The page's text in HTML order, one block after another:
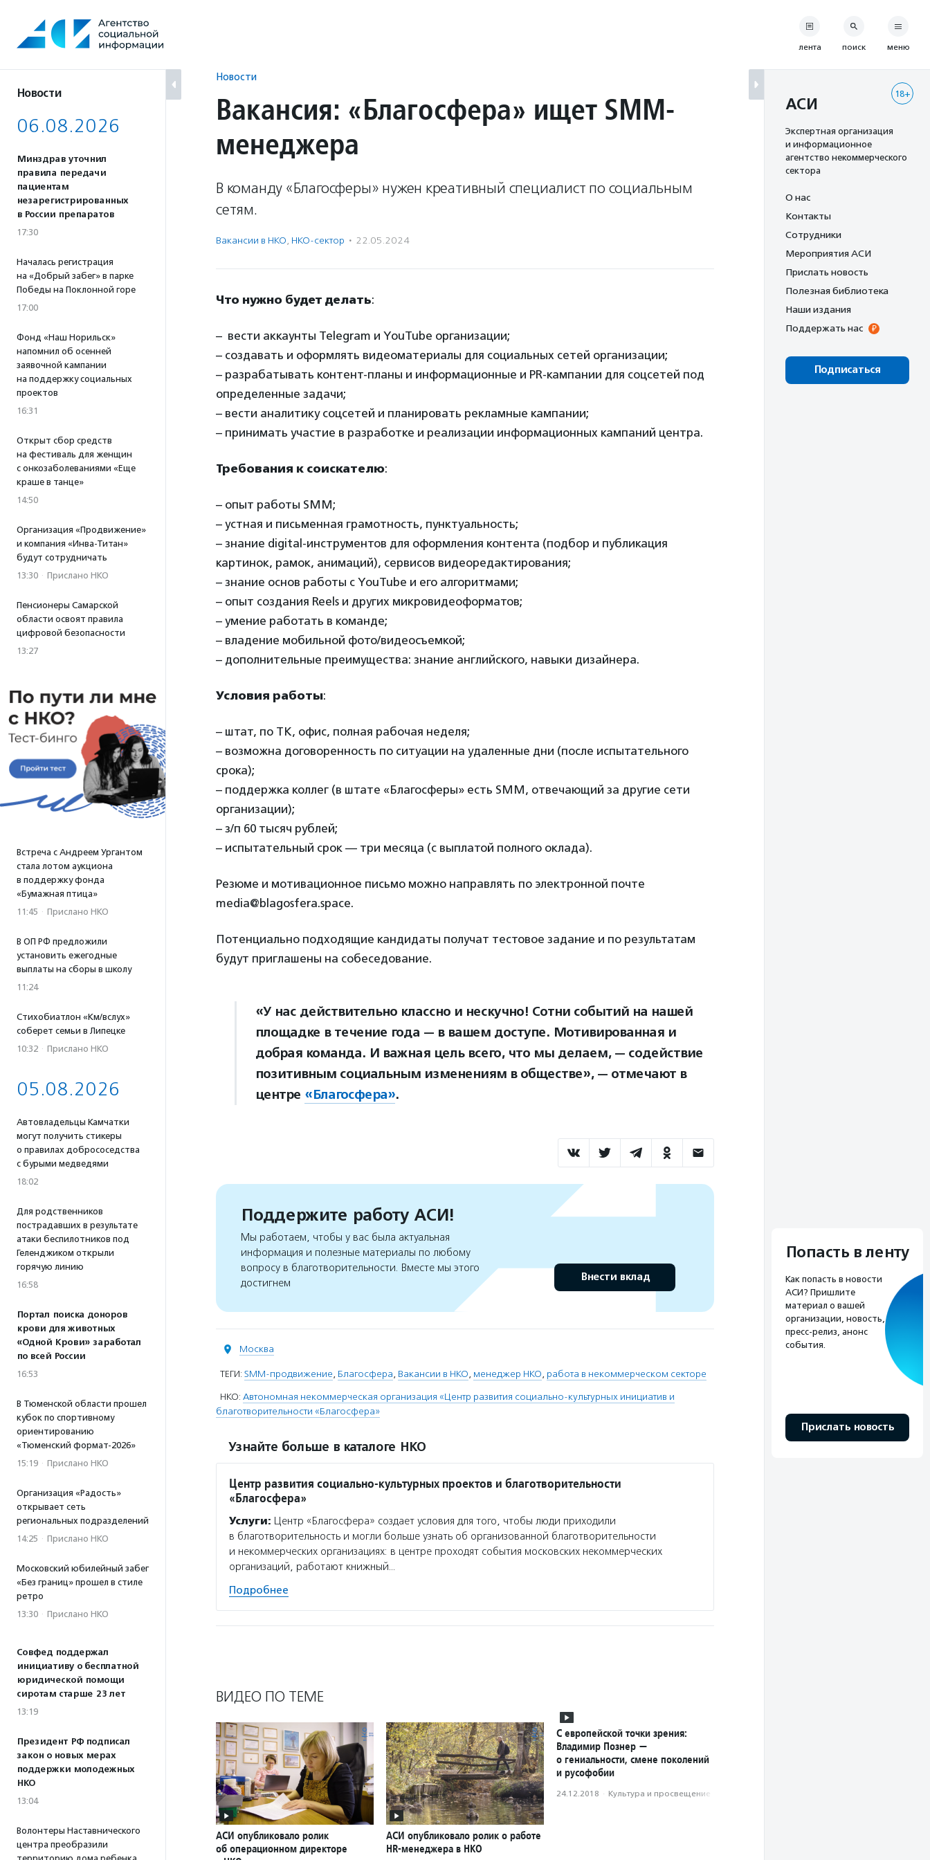
содержанию
Новости
06.08.2026
Минздрав уточнил
правила передачи
пациентам
незарегистрированных
в России препаратов
17:30
Началась регистрация
на «Добрый забег» в парке
Победы на Поклонной горе
17:00
Фонд «Наш Норильск»
напомнил об осенней
заявочной кампании
на поддержку социальных
проектов
16:31
Открыт сбор средств
на фестиваль для женщин
с онкозаболеваниями «Еще
краше в танце»
14:50
Организация «Продвижение»
и компания «Инва-Титан»
будут сотрудничать
13:30 · Прислано НКО
Пенсионеры Самарской
области освоят правила
цифровой безопасности
13:27
Встреча с Андреем Ургантом
стала лотом аукциона
в поддержку фонда
«Бумажная птица»
11:45 · Прислано НКО
В ОП РФ предложили
установить ежегодные
выплаты на сборы в школу
11:24
Стихобиатлон «Км/вслух»
соберет семьи в Липецке
10:32 · Прислано НКО
05.08.2026
Автовладельцы Камчатки
могут получить стикеры
о правилах добрососедства
с бурыми медведями
18:02
Для родственников
пострадавших в результате
атаки беспилотников под
Геленджиком открыли
горячую линию
16:58
Портал поиска доноров
крови для животных
«Одной Крови» заработал
по всей России
16:53
В Тюменской области прошел
кубок по спортивному
ориентированию
«Тюменский формат-2026»
15:19 · Прислано НКО
Организация «Радость»
открывает сеть
региональных подразделений
14:25 · Прислано НКО
Московский юбилейный забег
«Без границ» прошел в стиле
ретро
13:30 · Прислано НКО
Совфед поддержал
инициативу о бесплатной
юридической помощи
сиротам старше 23 лет
13:19
Президент РФ подписал
закон о новых мерах
поддержки молодежных
НКО
13:04
Волонтеры Наставнического
центра преобразили
Новости
Вакансия: «Благосфера» ищет SMM-
менеджера
В команду «Благосферы» нужен креативный специалист по социальным
сетям.
Вакансии в НКО, НКО-сектор · 22.05.2024
Что нужно будет делать:
– вести аккаунты Telegram и YouTube организации;
– создавать и оформлять видеоматериалы для социальных сетей организации;
– разрабатывать контент-планы и информационные и PR-кампании для соцсетей под
определенные задачи;
– вести аналитику соцсетей и планировать рекламные кампании;
– принимать участие в разработке и реализации информационных кампаний центра.
Требования к соискателю:
– опыт работы SMM;
– устная и письменная грамотность, пунктуальность;
– знание digital-инструментов для оформления контента (подбор и публикация
картинок, рамок, анимаций), сервисов видеоредактирования;
– знание основ работы с YouTube и его алгоритмами;
– опыт создания Reels и других микровидеоформатов;
– умение работать в команде;
– владение мобильной фото/видеосъемкой;
– дополнительные преимущества: знание английского, навыки дизайнера.
Условия работы:
– штат, по ТК, офис, полная рабочая неделя;
– возможна договоренность по ситуации на удаленные дни (после испытательного
срока);
– поддержка коллег (в штате «Благосферы» есть SMM, отвечающий за другие сети
организации);
– з/п 60 тысяч рублей;
– испытательный срок — три месяца (с выплатой полного оклада).
Резюме и мотивационное письмо можно направлять по электронной почте
media@blagosfera.space.
Потенциально подходящие кандидаты получат тестовое задание и по результатам
будут приглашены на собеседование.
«У нас действительно классно и нескучно! Сотни событий на нашей
площадке в течение года — в вашем доступе. Мотивированная и
добрая команда. И важная цель всего, что мы делаем, — содействие
позитивным социальным изменениям в обществе», — отмечают в
центре «Благосфера».
Поддержите работу АСИ!
Мы работаем, чтобы у вас была актуальная
информация и полезные материалы по любому
вопросу в благотворительности. Вместе мы этого
достигнем
Внести вклад
Москва
ТЕГИ: SMM-продвижение, Благосфера, Вакансии в НКО, менеджер НКО, работа в некоммерческом секторе
НКО: Автономная некоммерческая организация «Центр развития социально-культурных инициатив и
благотворительности «Благосфера»
Узнайте больше в каталоге НКО
Центр развития социально-культурных проектов и благотворительности
«Благосфера»
Услуги: Центр «Благосфера» создает условия для того, чтобы люди приходили
в благотворительность и могли больше узнать об организованной благотворительности
и некоммерческих организациях: в центре проходят события московских некоммерческих
организаций, работают книжный…
Подробнее
ВИДЕО ПО ТЕМЕ
АСИ опубликовало ролик
об операционном директоре
АСИ опубликовало ролик о работе
HR-менеджера в НКО
С европейской точки зрения:
Владимир Познер —
о гениальности, смене поколений
и русофобии
24.12.2018 · Культура и просвещение
лента поиск меню
18+
АСИ
Экспертная организация
и информационное
агентство некоммерческого
сектора
О нас
Контакты
Сотрудники
Мероприятия АСИ
Прислать новость
Полезная библиотека
Наши издания
Поддержать нас
Подписаться
Попасть в ленту
Как попасть в новости
АСИ? Пришлите
материал о вашей
организации, новость,
пресс-релиз, анонс
события.
Прислать новость